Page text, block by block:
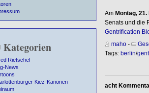
Kategorien
Rietschel
News
Kiez-Kanonen
Am Montag,
Senats und die
Gentrification
maho-
Tags: berlin/
acht